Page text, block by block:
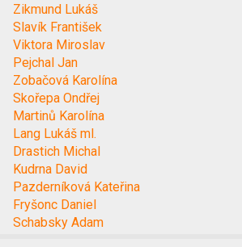
Zikmund Lukáš
Slavík František
Viktora Miroslav
Pejchal Jan
Zobačová Karolína
Skořepa Ondřej
Martinů Karolína
Lang Lukáš ml.
Drastich Michal
Kudrna David
Pazderníková Kateřina
Fryšonc Daniel
Schabsky Adam